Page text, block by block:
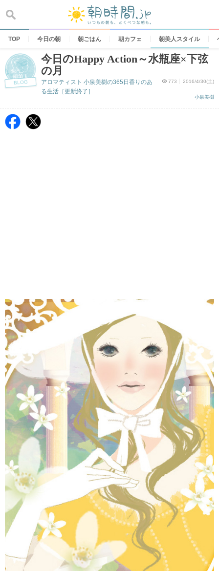
content
TOP 今日の朝 朝ごはん 朝カフェ 朝美人スタイル
BLOG
今日のHappy Action～水瓶座×下弦
の月
773 2016/4/30(土)
小泉美樹
アロマティスト 小泉美樹の365日香りのあ
る生活［更新終了］